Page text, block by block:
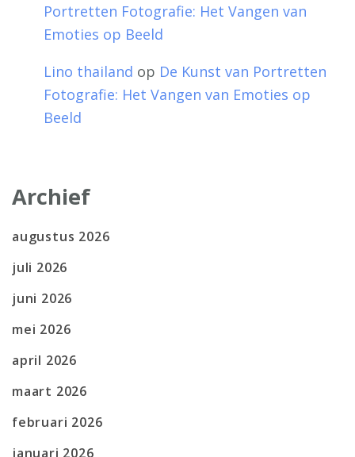
Portretten Fotografie: Het Vangen van
Emoties op Beeld
Lino thailand op De Kunst van Portretten
Fotografie: Het Vangen van Emoties op
Beeld
Archief
augustus 2026
juli 2026
juni 2026
mei 2026
april 2026
maart 2026
februari 2026
januari 2026